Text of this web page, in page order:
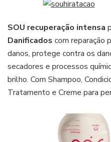
SOU recuperação intensa
Danificados com reparação
danos, protege contra os
secadores e processos
brilho. Com Shampoo,
Tratamento e Creme para